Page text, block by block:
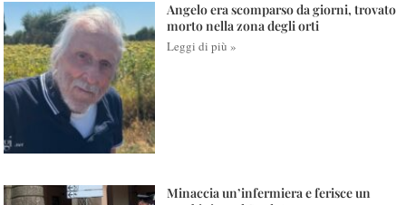
Angelo era scomparso da giorni, trovato
morto nella zona degli orti
Leggi di più »
Minaccia un’infermiera e ferisce un